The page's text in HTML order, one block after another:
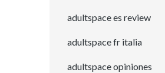
adultspace es review
adultspace fr italia
adultspace opiniones